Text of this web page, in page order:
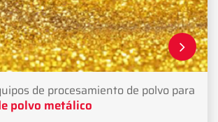
de procesamiento de polvo para
polvo metálico